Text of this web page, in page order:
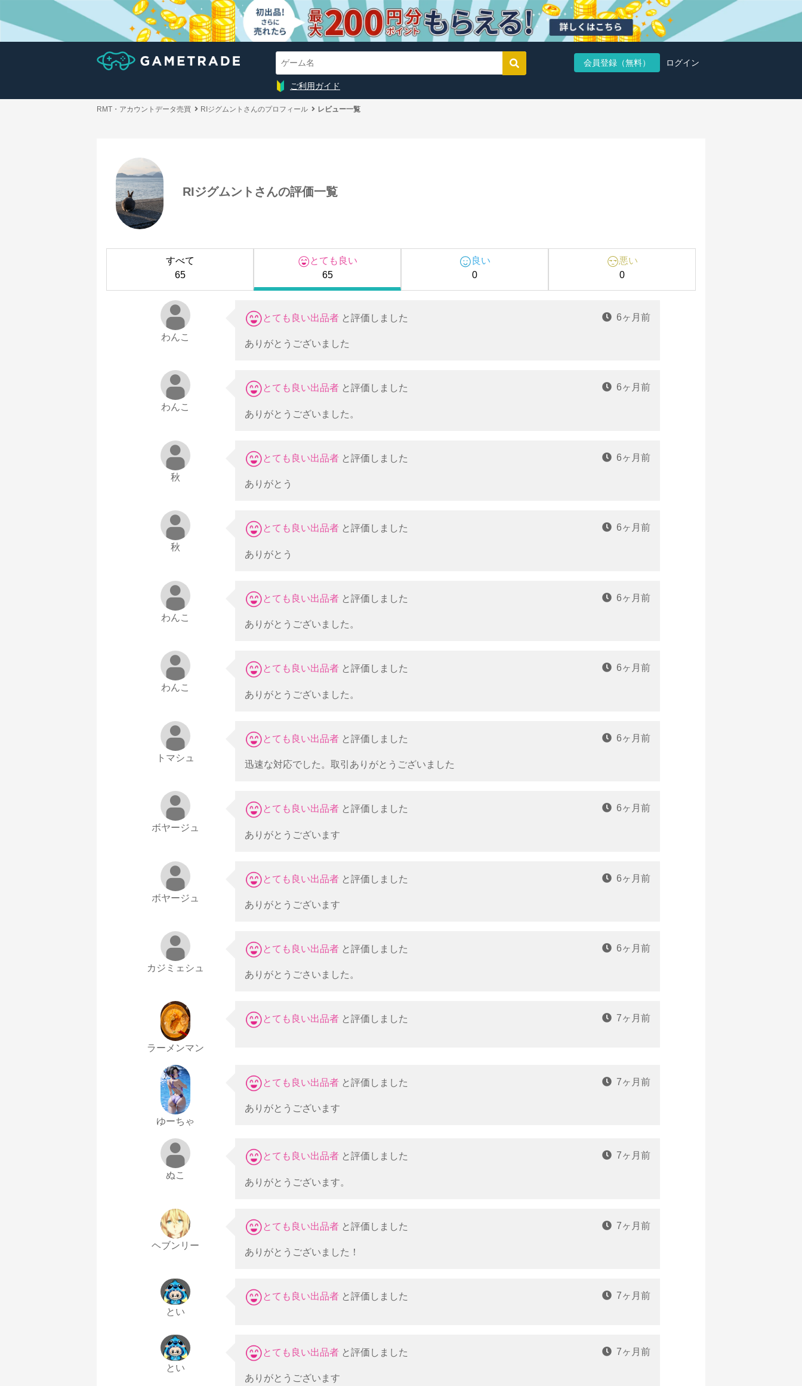
会員登録（無料） ログイン
ご利用ガイド
RMT・アカウントデータ売買 RIジグムントさんのプロフィール レビュー一覧
RIジグムントさんの評価一覧
すべて
65
とても良い
65
良い
0
悪い
0
わんこ
とても良い出品者 と評価しました
ありがとうございました
6ヶ月前
わんこ
とても良い出品者 と評価しました
ありがとうございました。
6ヶ月前
秋
とても良い出品者 と評価しました
ありがとう
6ヶ月前
秋
とても良い出品者 と評価しました
ありがとう
6ヶ月前
わんこ
とても良い出品者 と評価しました
ありがとうございました。
6ヶ月前
わんこ
とても良い出品者 と評価しました
ありがとうございました。
6ヶ月前
トマシュ
とても良い出品者 と評価しました
迅速な対応でした。取引ありがとうございました
6ヶ月前
ボヤージュ
とても良い出品者 と評価しました
ありがとうございます
6ヶ月前
ボヤージュ
とても良い出品者 と評価しました
ありがとうございます
6ヶ月前
カジミェシュ
とても良い出品者 と評価しました
ありがとうごさいました。
6ヶ月前
ラーメンマン
とても良い出品者 と評価しました 7ヶ月前
ゆーちゃ
とても良い出品者 と評価しました
ありがとうございます
7ヶ月前
ぬこ
とても良い出品者 と評価しました
ありがとうございます。
7ヶ月前
ヘブンリー
とても良い出品者 と評価しました
ありがとうございました！
7ヶ月前
とい
とても良い出品者 と評価しました 7ヶ月前
とい
とても良い出品者 と評価しました
ありがとうございます
7ヶ月前